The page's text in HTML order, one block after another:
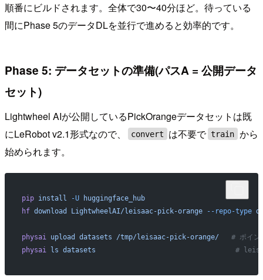
順番にビルドされます。全体で30〜40分ほど。待っている
間にPhase 5のデータDLを並行で進めると効率的です。
Phase 5: データセットの準備(パスA = 公開データ
セット)
Lightwheel AIが公開しているPickOrangeデータセットは既
にLeRobot v2.1形式なので、
convert は不要で train から
始められます。
pip install -U huggingface_hub
hf download LightwheelAI/leisaac-pick-orange --repo-type
physai upload datasets /tmp/leisaac-pick-orange/
# ポイ
physai
ls datasets
#